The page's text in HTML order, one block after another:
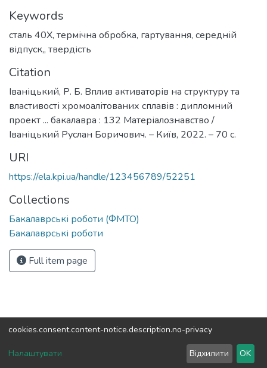
Keywords
сталь 40Х, термічна обробка, гартування, середній
відпуск,, твердість
Citation
Іваніцький, Р. Б. Вплив активаторів на структуру та
властивості хромоалітованих сплавів : дипломний
проект ... бакалавра : 132 Матеріалознавство /
Іваніцький Руслан Боричович. – Київ, 2022. – 70 с.
URI
https://ela.kpi.ua/handle/123456789/52251
Collections
Бакалаврські роботи (ФМТО)
Бакалаврські роботи
Full item page
DSpace software copyright © 2002-2026LYRASIS
Send Feedback
cookies.consent.content-notice.description.no-privacy
Налаштувати Відхилити OK